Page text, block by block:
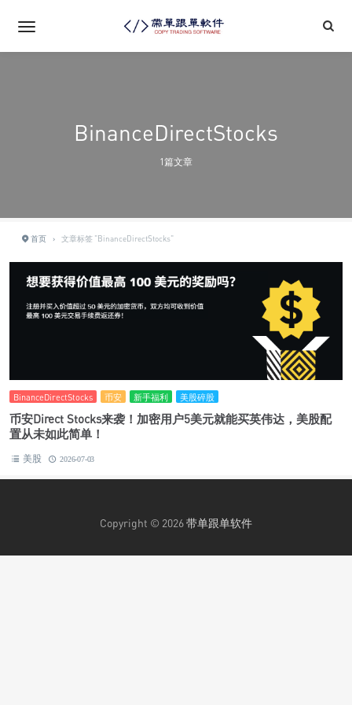
BinanceDirectStocks
1篇文章
首页 › 文章标签 "BinanceDirectStocks"
BinanceDirectStocks 币安 新手福利 美股碎股
币安Direct Stocks来袭！加密用户5美元就能买英伟达，美股配
置从未如此简单！
美股 2026-07-03
Copyright © 2026带单跟单软件